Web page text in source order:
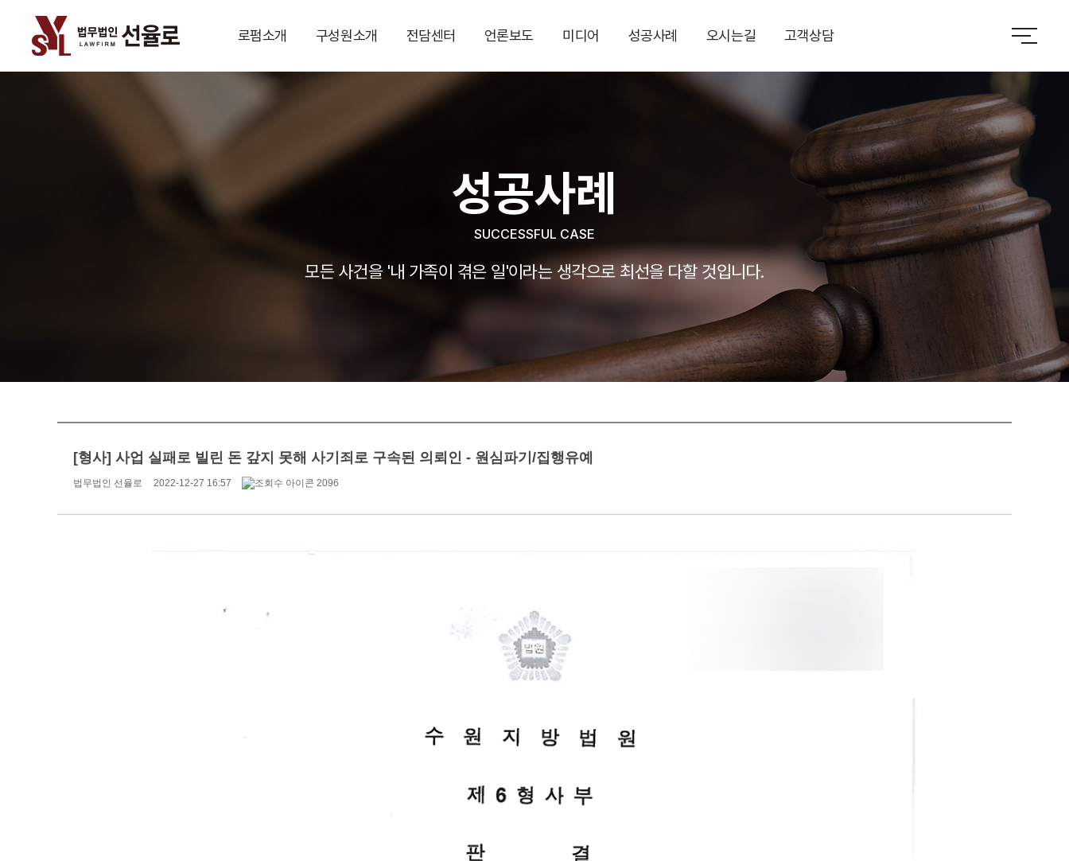
로펌소개 구성원소개 전담센터 언론보도 미디어 성공사례 오시는길 고객상담
성공사례
SUCCESSFUL CASE
모든 사건을 '내 가족이 겪은 일'이라는 생각으로 최선을 다할 것입니다.
[형사] 사업 실패로 빌린 돈 갚지 못해 사기죄로 구속된 의뢰인 - 원심파기/집행유예
법무법인 선율로 2022-12-27 16:57 2096